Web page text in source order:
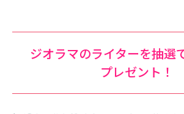
ジオラマのライターを抽選
プレゼント！